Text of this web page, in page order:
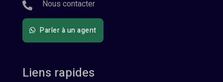
Nous contacter
Parler à un agent
Liens rapides